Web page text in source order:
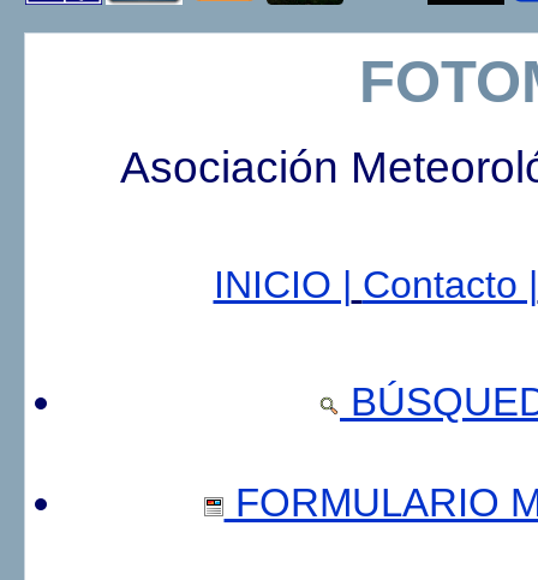
Asociación
INICIO | Contacto |
FORMULARIO